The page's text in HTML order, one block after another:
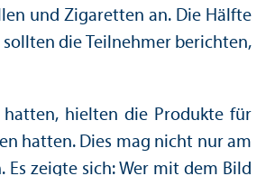
und Zigaretten an. Die Hälfte
die Teilnehmer berichten,
hatten, hielten die Produkte für
hatten. Dies mag nicht nur am
zeigte sich: Wer mit dem Bild